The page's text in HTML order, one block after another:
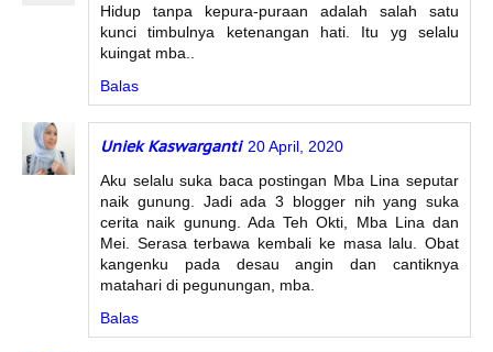
Hidup tanpa kepura-puraan adalah salah satu
kunci timbulnya ketenangan hati. Itu yg selalu
kuingat mba..
Balas
Uniek Kaswarganti 20 April, 2020
Aku selalu suka baca postingan Mba Lina seputar
naik gunung. Jadi ada 3 blogger nih yang suka
cerita naik gunung. Ada Teh Okti, Mba Lina dan
Mei. Serasa terbawa kembali ke masa lalu. Obat
kangenku pada desau angin dan cantiknya
matahari di pegunungan, mba.
Balas